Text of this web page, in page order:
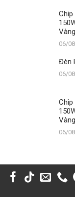
Chip
06/
Đèn
06/
Chip
06/